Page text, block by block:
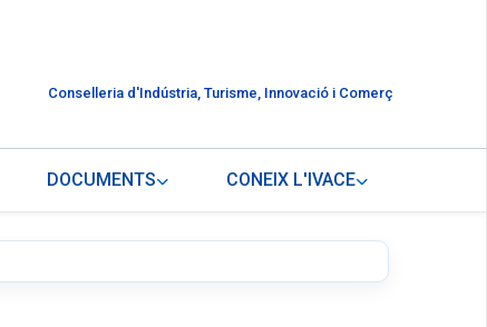
Conselleria d'Indústria, Turisme, Innovació i Comerç
DOCUMENTS CONEIX L'IVACE